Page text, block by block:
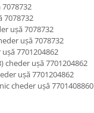
7078732
ușă 7078732
ușă 7078732
7701204862
cheder ușă 7701204862
ușă 7701204862
cheder ușă 7701408860